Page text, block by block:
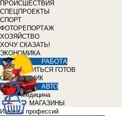
ПРОИСШЕСТВИЯ
СПЕЦПРОЕКТЫ
СПОРТ
ФОТОРЕПОРТАЖ
ХОЗЯЙСТВО
ХОЧУ СКАЗАТЬ!
ЭКОНОМИКА
РАБОТА
УЧИТЬСЯ ГОТОВ
СПРАВОЧНИК
АВТО
Медицина
МАГАЗИНЫ
Изнанка профессий